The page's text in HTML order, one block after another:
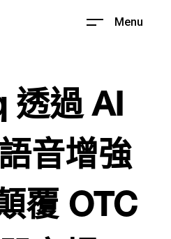
Menu
透過 AI
音增強
覆 OTC